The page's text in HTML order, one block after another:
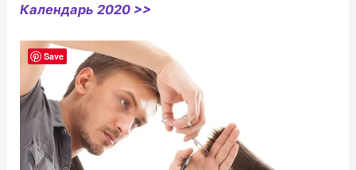
Календарь 2020 >>
Save